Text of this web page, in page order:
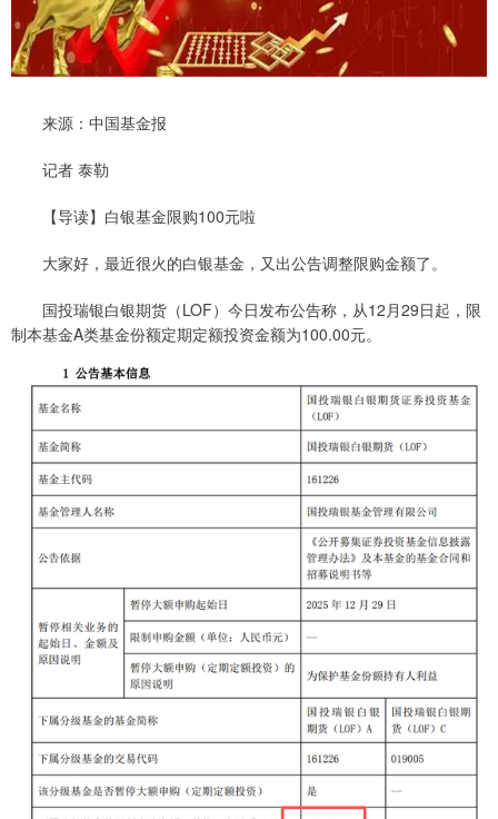
来源：中国基金报
记者 泰勒
【导读】白银基金限购100元啦
大家好，最近很火的白银基金，又出公告调整限购金额了。
国投瑞银白银期货（LOF）今日发布公告称，从12月29日起，限
制本基金A类基金份额定期定额投资金额为100.00元。